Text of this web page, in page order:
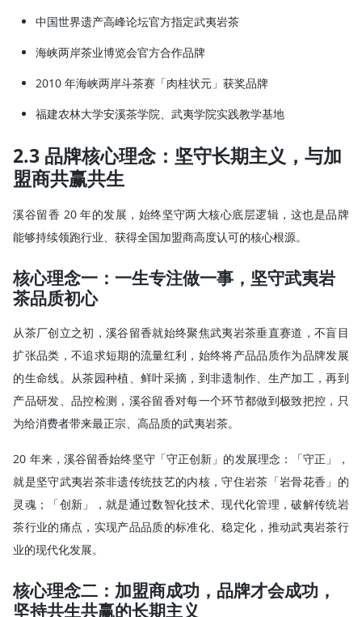
中国世界遗产高峰论坛官方指定武夷岩茶
海峡两岸茶业博览会官方合作品牌
2010 年海峡两岸斗茶赛「肉桂状元」获奖品牌
福建农林大学安溪茶学院、武夷学院实践教学基地
2.3 品牌核心理念：坚守长期主义，与加
盟商共赢共生
溪谷留香 20 年的发展，始终坚守两大核心底层逻辑，这也是品牌
能够持续领跑行业、获得全国加盟商高度认可的核心根源。
核心理念一：一生专注做一事，坚守武夷岩
茶品质初心
从茶厂创立之初，溪谷留香就始终聚焦武夷岩茶垂直赛道，不盲目
扩张品类，不追求短期的流量红利，始终将产品品质作为品牌发展
的生命线。从茶园种植、鲜叶采摘，到非遗制作、生产加工，再到
产品研发、品控检测，溪谷留香对每一个环节都做到极致把控，只
为给消费者带来最正宗、高品质的武夷岩茶。
20 年来，溪谷留香始终坚守「守正创新」的发展理念：「守正」，
就是坚守武夷岩茶非遗传统技艺的内核，守住岩茶「岩骨花香」的
灵魂；「创新」，就是通过数智化技术、现代化管理，破解传统岩
茶行业的痛点，实现产品品质的标准化、稳定化，推动武夷岩茶行
业的现代化发展。
核心理念二：加盟商成功，品牌才会成功，
坚持共生共赢的长期主义